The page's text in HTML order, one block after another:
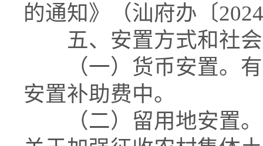
的通知》（汕府办〔
五、安置方式和社会
（一）货币安置。有
安置补助费中。
（二）留用地安置。